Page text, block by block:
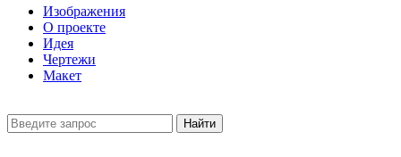
Изображения
О проекте
Идея
Чертежи
Макет
Найти